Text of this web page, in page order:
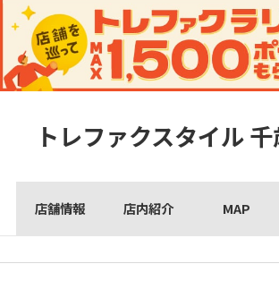
トレファクスタイル
店舗情報 店内紹介 MAP